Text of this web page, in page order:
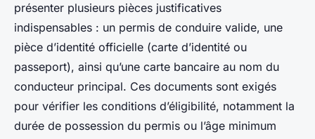
présenter plusieurs pièces justificatives
indispensables : un permis de conduire valide, une
pièce d’identité officielle (carte d’identité ou
passeport), ainsi qu’une carte bancaire au nom du
conducteur principal. Ces documents sont exigés
pour vérifier les conditions d’éligibilité, notamment la
durée de possession du permis ou l’âge minimum